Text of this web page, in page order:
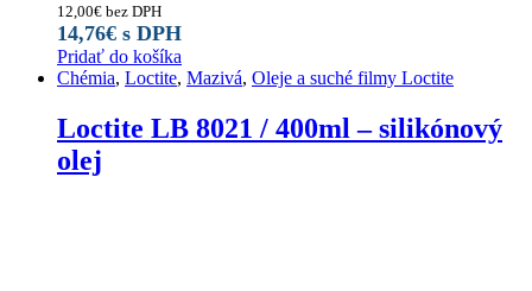
12,00€ bez DPH
14,76€ s DPH
Pridať do košíka
Chémia, Loctite, Mazivá, Oleje a suché filmy Loctite
Loctite LB 8021 / 400ml – silikónový
olej